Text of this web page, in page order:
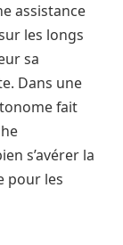
assistance
les longs
sa
Dans une
fait
s’avérer la
pour les